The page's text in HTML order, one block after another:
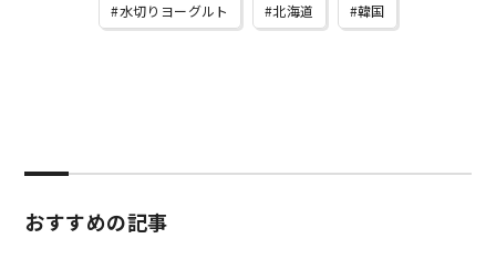
水切りヨーグルト 北海道 韓国
おすすめの記事